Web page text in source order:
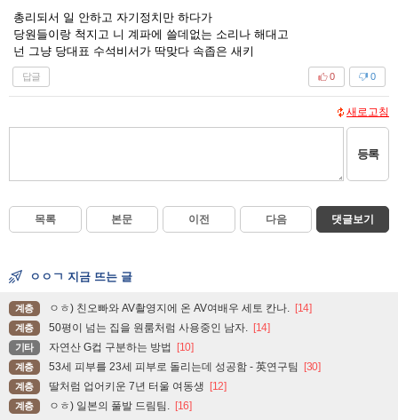
총리되서 일 안하고 자기정치만 하다가
당원들이랑 척지고 니 계파에 쓸데없는 소리나 해대고
넌 그냥 당대표 수석비서가 딱맞다 속좁은 새키
답글 0
0
새로고침
등록
목록 본문 이전 다음 댓글보기
ㅇㅇㄱ 지금 뜨는 글
계층 ㅇㅎ) 친오빠와 AV촬영지에 온 AV여배우 세토 칸나. [14]
계층 50평이 넘는 집을 원룸처럼 사용중인 남자. [14]
기타 자연산 G컵 구분하는 방법 [10]
계층 53세 피부를 23세 피부로 돌리는데 성공함 - 英연구팀 [30]
계층 딸처럼 업어키운 7년 터울 여동생 [12]
계층 ㅇㅎ) 일본의 풀발 드림팀. [16]